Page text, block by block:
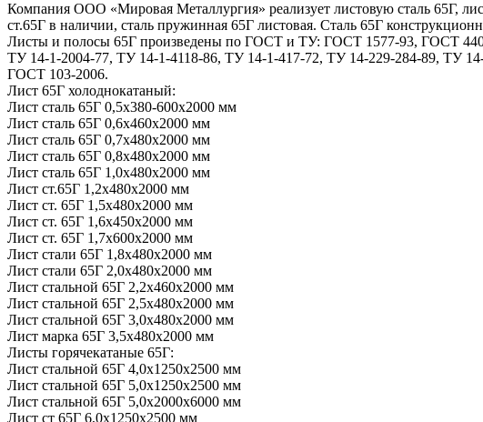
Компания ООО «Мировая Металлургия» реализует листовую сталь 65Г,
ст.65Г в наличии, сталь пружинная 65Г листовая. Сталь 65Г
Листы и полосы 65Г произведены по ГОСТ и ТУ: ГОСТ 1577-93, ГОСТ
ТУ 14-1-2004-77, ТУ 14-1-4118-86, ТУ 14-1-417-72, ТУ 14-229-284-89, ТУ
ГОСТ 103-2006.
Лист 65Г холоднокатаный:
Лист сталь 65Г 0,5х380-600х2000 мм
Лист сталь 65Г 0,6х460х2000 мм
Лист сталь 65Г 0,7х480х2000 мм
Лист сталь 65Г 0,8х480х2000 мм
Лист сталь 65Г 1,0х480х2000 мм
Лист ст.65Г 1,2х480х2000 мм
Лист ст. 65Г 1,5х480х2000 мм
Лист ст. 65Г 1,6х450х2000 мм
Лист ст. 65Г 1,7х600х2000 мм
Лист стали 65Г 1,8х480х2000 мм
Лист стали 65Г 2,0х480х2000 мм
Лист стальной 65Г 2,2х460х2000 мм
Лист стальной 65Г 2,5х480х2000 мм
Лист стальной 65Г 3,0х480х2000 мм
Лист марка 65Г 3,5х480х2000 мм
Листы горячекатаные 65Г:
Лист стальной 65Г 4,0х1250х2500 мм
Лист стальной 65Г 5,0х1250х2500 мм
Лист стальной 65Г 5,0х2000х6000 мм
Лист ст 65Г 6,0х1250х2500 мм